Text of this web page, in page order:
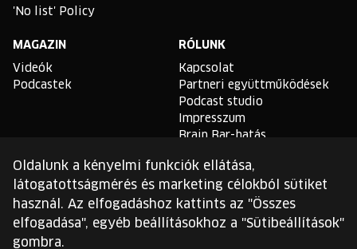
'No list' Policy
MAGAZIN
Videók
Podcastek
RÓLUNK
Kapcsolat
Partneri együttműködések
Podcast studio
Impresszum
Brain Bar-hatás
TLDR
Általános Szerződési
Feltételek
Sütikezelési Szabályzat
Adatvédelmi Szabályzat
Oldalunk a kényelmi funkciók ellátása,
látogatottságmérés és marketing célokból sütiket
használ. Az elfogadáshoz kattints az "Összes
elfogadása", egyéb beállításokhoz a "Sütibeállítások"
gombra.